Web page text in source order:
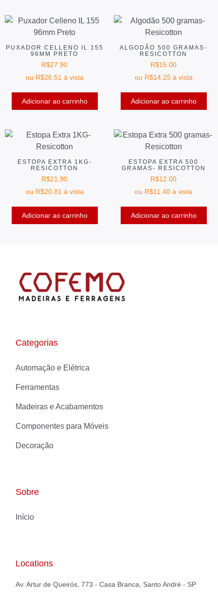
PUXADOR CELLENO IL 155
96MM PRETO
R$27.90
ou R$26.51 à vista
Adicionar ao carrinho
ALGODÃO 500 GRAMAS-
RESICOTTON
R$15.00
ou R$14.25 à vista
Adicionar ao carrinho
ESTOPA EXTRA 1KG-
RESICOTTON
R$21.90
ou R$20.81 à vista
Adicionar ao carrinho
ESTOPA EXTRA 500
GRAMAS- RESICOTTON
R$12.00
ou R$11.40 à vista
Adicionar ao carrinho
Categorias
Automação e Elétrica
Ferramentas
Madeiras e Acabamentos
Componentes para Móveis
Decoração
Sobre
Início
Locations
Av. Artur de Queirós, 773 - Casa Branca, Santo André - SP